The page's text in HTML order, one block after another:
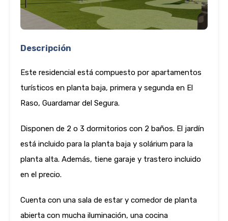
Descripción
Este residencial está compuesto por apartamentos
turísticos en planta baja, primera y segunda en El
Raso, Guardamar del Segura.
Disponen de 2 o 3 dormitorios con 2 baños. El jardín
está incluido para la planta baja y solárium para la
planta alta. Además, tiene garaje y trastero incluido
en el precio.
Cuenta con una sala de estar y comedor de planta
abierta con mucha iluminación, una cocina